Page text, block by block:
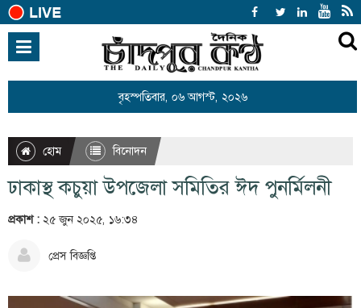
বৃহস্পতিবার, ০৬ আগস্ট, ২০২৬
হোম
জাতীয়
আন্তর্জাতিক
রাজনীতি
শিক্ষা
স্বাস্থ্য
হোম বিনোদন
ঢাকাস্থ কচুয়া উপজেলা সমিতির ঈদ পুনর্মিলনী
প্রকাশ : ২৫ জুন ২০২৫, ১৬:৩৪
প্রেস বিজ্ঞপ্তি